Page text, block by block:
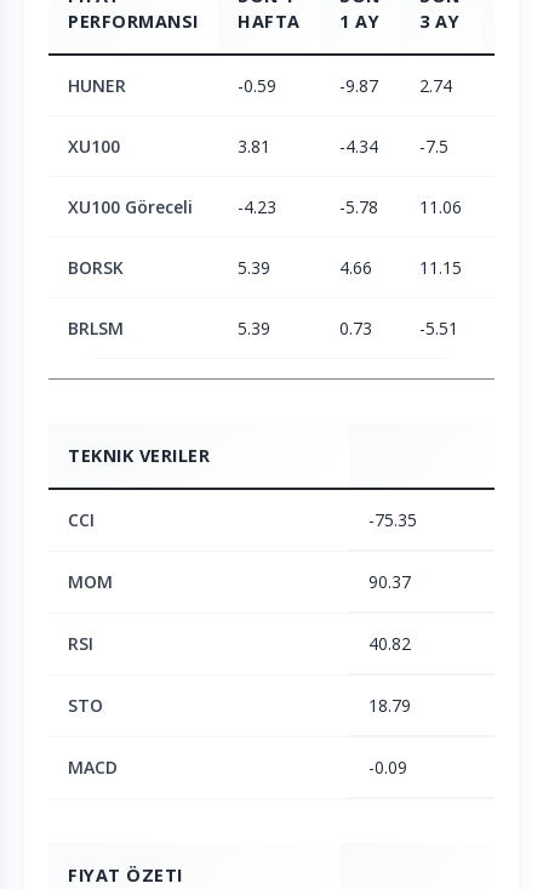
PERFORMANSI
HAFTA
1 AY
3 AY
HUNER -0.59 -9.87 2.74
XU100 3.81 -4.34 -7.5
XU100 Göreceli -4.23 -5.78 11.06
BORSK 5.39 4.66 11.15
BRLSM 5.39 0.73 -5.51
TEKNIK VERILER
CCI -75.35
MOM 90.37
RSI 40.82
STO 18.79
MACD -0.09
FIYAT ÖZETI